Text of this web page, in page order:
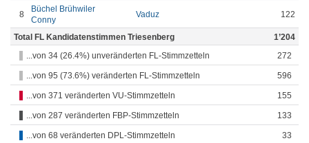
8
Büchel Brühwiler
Conny
Vaduz 122
Total FL Kandidatenstimmen Triesenberg
1’204
...von 34 (26.4%) unveränderten FL-Stimmzetteln
272
...von 95 (73.6%) veränderten FL-Stimmzetteln 596
...von 371 veränderten VU-Stimmzetteln 155
...von 287 veränderten FBP-Stimmzetteln 133
...von 68 veränderten DPL-Stimmzetteln 33